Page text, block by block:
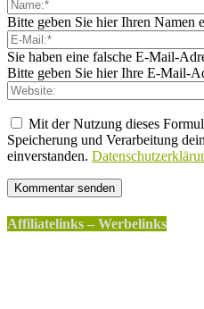
Bitte geben Sie hier Ihren Namen
Sie haben eine falsche E-Mail-
Bitte geben Sie hier Ihre E-Mail-
Mit der Nutzung dieses
Speicherung und Verarbeitung
einverstanden.
Affiliatelinks – Werbelinks